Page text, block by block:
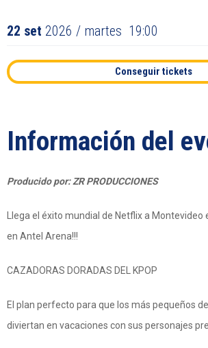
22 set 2026 / martes 19:00
Conseguir tickets
Información del
Producido por: ZR PRODUCCIONES
Llega el éxito mundial de Netflix a
en Antel Arena!!!
CAZADORAS DORADAS DEL KPOP
El plan perfecto para que los más pequeños
diviertan en vacaciones con sus personajes